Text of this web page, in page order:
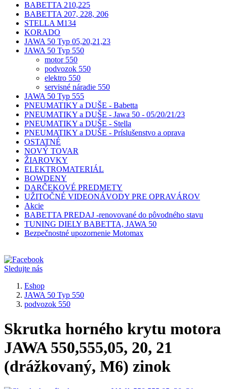
BABETTA 210,225
BABETTA 207, 228, 206
STELLA M134
KORADO
JAWA 50 Typ 05,20,21,23
JAWA 50 Typ 550
motor 550
podvozok 550
elektro 550
servisné náradie 550
JAWA 50 Typ 555
PNEUMATIKY a DUŠE - Babetta
PNEUMATIKY a DUŠE - Jawa 50 - 05/20/21/23
PNEUMATIKY a DUŠE - Stella
PNEUMATIKY a DUŠE - Príslušenstvo a oprava
OSTATNÉ
NOVÝ TOVAR
ŽIAROVKY
ELEKTROMATERIÁL
BOWDENY
DARČEKOVÉ PREDMETY
UŽITOČNÉ VIDEONÁVODY PRE OPRAVÁROV
Akcie
BABETTA PREDAJ -renovované do pôvodného stavu
TUNING DIELY BABETTA, JAWA 50
Bezpečnostné upozornenie Motomax
Sledujte nás
Eshop
JAWA 50 Typ 550
podvozok 550
Skrutka horného krytu motora
JAWA 550,555,05, 20, 21
(drážkovaný, M6) zinok